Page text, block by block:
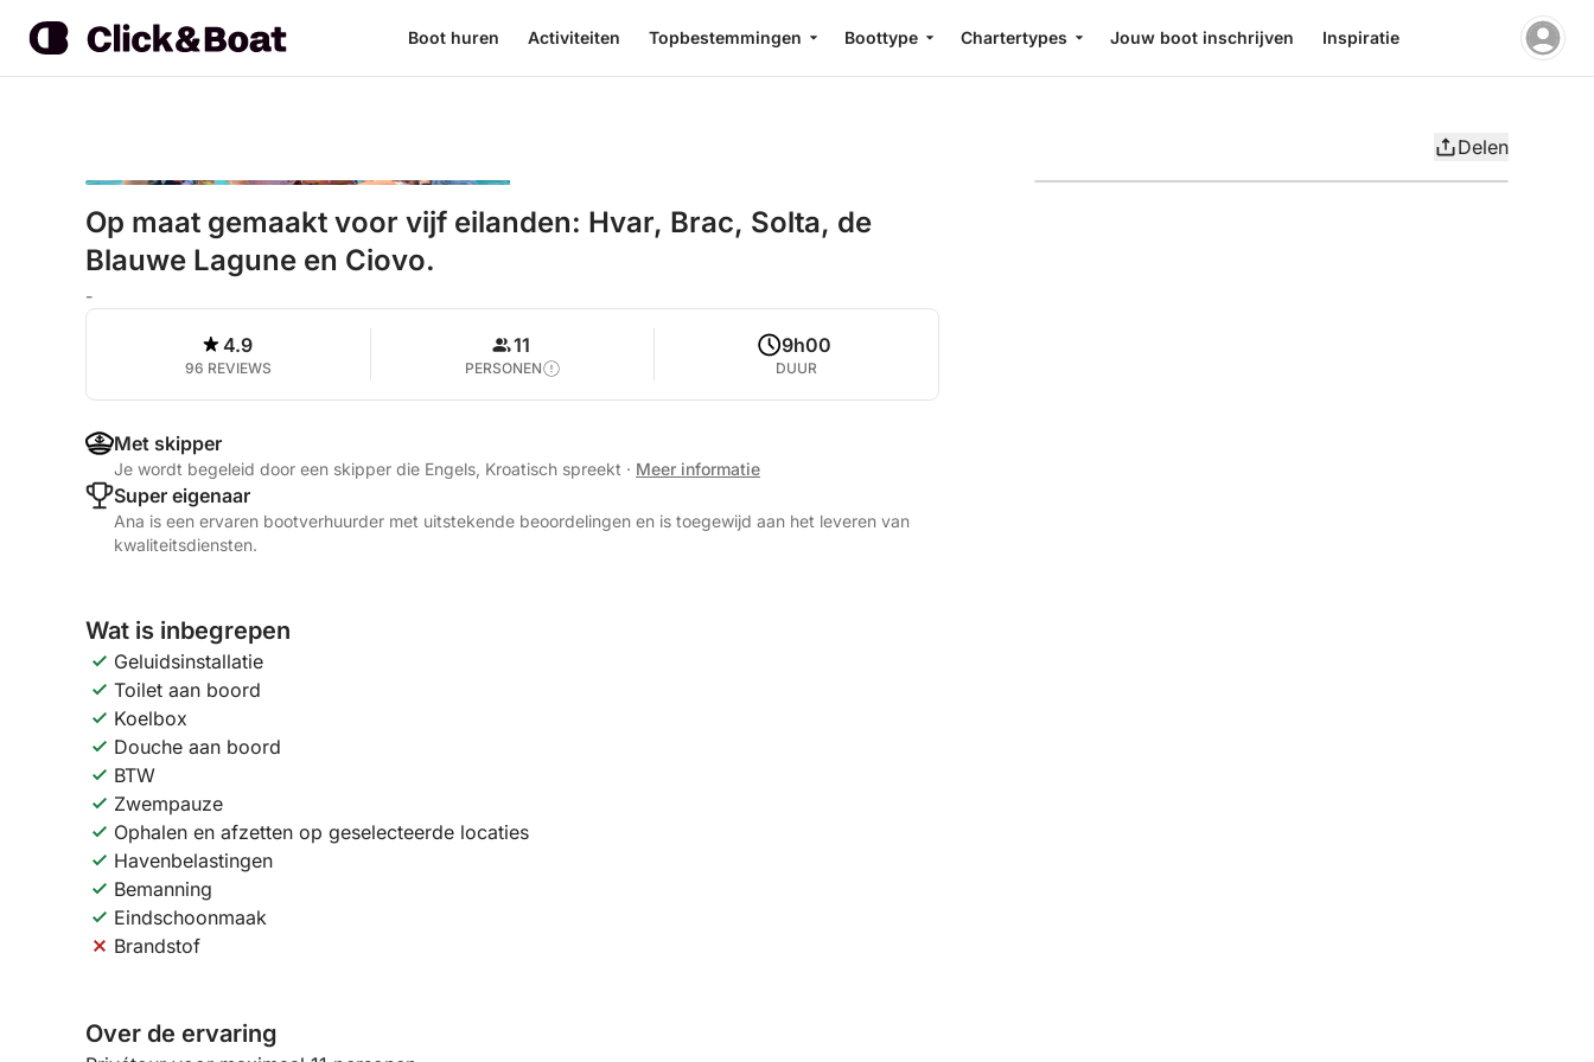
Boot huren Activiteiten Topbestemmingen Boottype Chartertypes Jouw boot inschrijven Inspiratie
Delen
Op maat gemaakt voor vijf eilanden: Hvar, Brac, Solta, de
Blauwe Lagune en Ciovo.
-
4.9
96 REVIEWS
11
PERSONEN
9h00
DUUR
Met skipper
Je wordt begeleid door een skipper die Engels, Kroatisch spreekt · Meer informatie
Super eigenaar
Ana is een ervaren bootverhuurder met uitstekende beoordelingen en is toegewijd aan het leveren van
kwaliteitsdiensten.
Wat is inbegrepen
Geluidsinstallatie
Toilet aan boord
Koelbox
Douche aan boord
BTW
Zwempauze
Ophalen en afzetten op geselecteerde locaties
Havenbelastingen
Bemanning
Eindschoonmaak
Brandstof
Over de ervaring